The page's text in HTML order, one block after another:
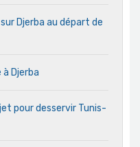
Djerba au départ de
Djerba
pour desservir Tunis-